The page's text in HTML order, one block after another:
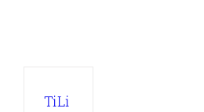
TiLi